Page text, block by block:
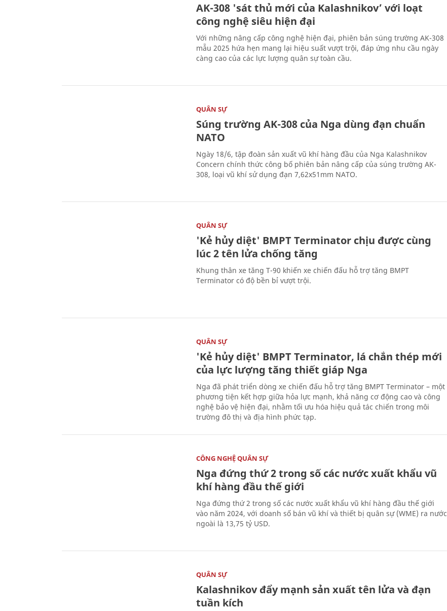
AK-308 'sát thủ mới của Kalashnikov’ với loạt
công nghệ siêu hiện đại
Với những nâng cấp công nghệ hiện đại, phiên bản súng trường AK-308
mẫu 2025 hứa hẹn mang lại hiệu suất vượt trội, đáp ứng nhu cầu ngày
càng cao của các lực lượng quân sự toàn cầu.
QUÂN SỰ
Súng trường AK-308 của Nga dùng đạn chuẩn
NATO
Ngày 18/6, tập đoàn sản xuất vũ khí hàng đầu của Nga Kalashnikov
Concern chính thức công bố phiên bản nâng cấp của súng trường AK-
308, loại vũ khí sử dụng đạn 7,62x51mm NATO.
QUÂN SỰ
'Kẻ hủy diệt' BMPT Terminator chịu được cùng
lúc 2 tên lửa chống tăng
Khung thân xe tăng T-90 khiến xe chiến đấu hỗ trợ tăng BMPT
Terminator có độ bền bỉ vượt trội.
QUÂN SỰ
'Kẻ hủy diệt' BMPT Terminator, lá chắn thép mới
của lực lượng tăng thiết giáp Nga
Nga đã phát triển dòng xe chiến đấu hỗ trợ tăng BMPT Terminator – một
phương tiện kết hợp giữa hỏa lực mạnh, khả năng cơ động cao và công
nghệ bảo vệ hiện đại, nhằm tối ưu hóa hiệu quả tác chiến trong môi
trường đô thị và địa hình phức tạp.
CÔNG NGHỆ QUÂN SỰ
Nga đứng thứ 2 trong số các nước xuất khẩu vũ
khí hàng đầu thế giới
Nga đứng thứ 2 trong số các nước xuất khẩu vũ khí hàng đầu thế giới
vào năm 2024, với doanh số bán vũ khí và thiết bị quân sự (WME) ra nước
ngoài là 13,75 tỷ USD.
QUÂN SỰ
Kalashnikov đẩy mạnh sản xuất tên lửa và đạn
tuần kích